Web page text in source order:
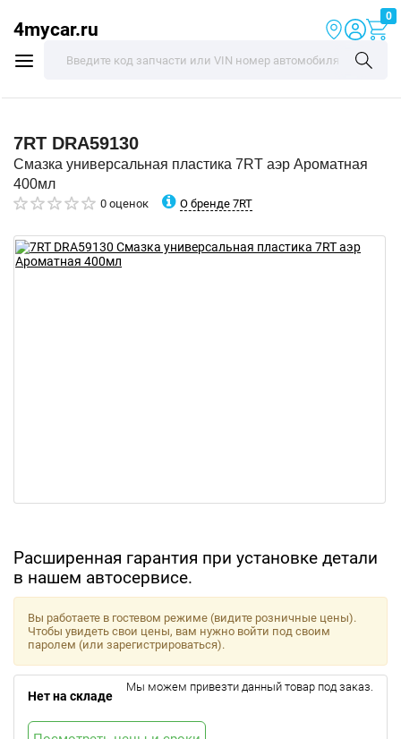
4mycar.ru
0
7RT DRA59130
Смазка универсальная пластика 7RT аэр Ароматная
400мл
0 оценок О бренде 7RT
Расширенная гарантия при установке детали
в нашем автосервисе.
Вы работаете в гостевом режиме (видите розничные цены).
Чтобы увидеть свои цены, вам нужно войти под своим
паролем (или зарегистрироваться).
Нет на складе
Мы можем привезти данный товар под заказ.